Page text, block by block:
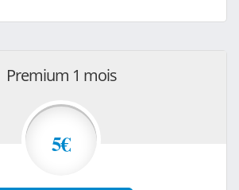
Premium 1 mois
5€